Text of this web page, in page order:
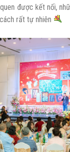
được kết nối,
rất tự nhiên